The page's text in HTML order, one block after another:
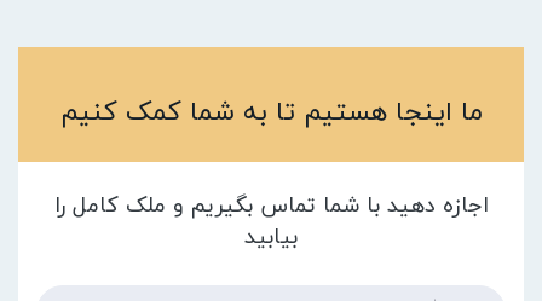
ما اینجا هستیم تا به شما کمک کنیم
اجازه دهید با شما تماس بگیریم و ملک کامل را
بیابید